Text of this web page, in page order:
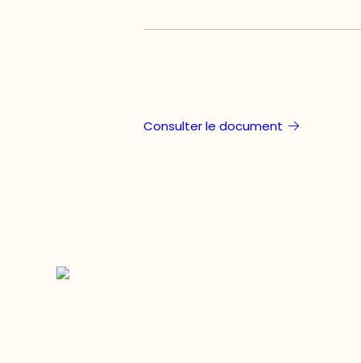
Consulter le document